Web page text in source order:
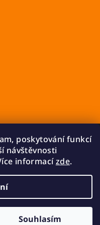
poskytování funkcí
návštěvnosti
informacízde.
Souhlasím
cookies